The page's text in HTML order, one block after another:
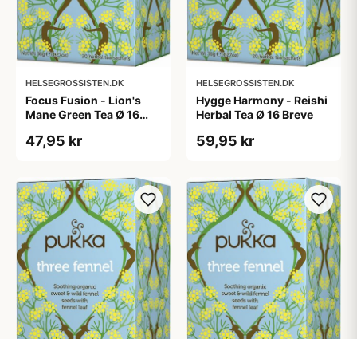
HELSEGROSSISTEN.DK
Focus Fusion - Lion's
Mane Green Tea Ø 16
47,95 kr
HELSEGROSSISTEN.DK
Hygge Harmony - Reishi
Herbal Tea Ø 16 Breve
59,95 kr